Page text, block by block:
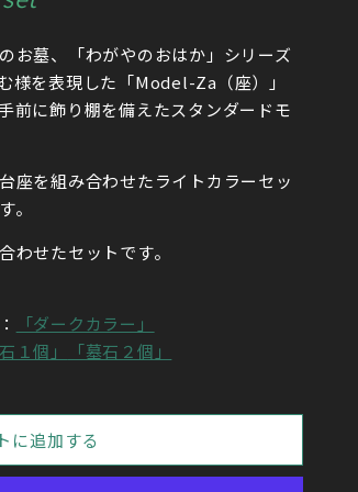
のお墓、「わがやのおはか」シリーズ
様を表現した「Model-Za（座）」
前に飾り棚を備えたスタンダードモ
座を組み合わせたライトカラーセッ
。
わせたセットです。
「ダークカラー」
１個」 「墓石２個」
に追加する